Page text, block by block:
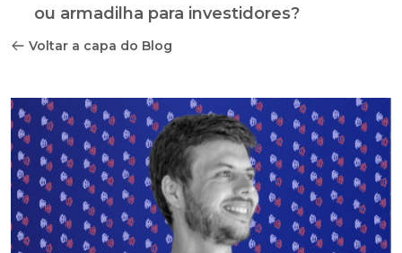
ou armadilha para investidores?
Voltar a capa do Blog